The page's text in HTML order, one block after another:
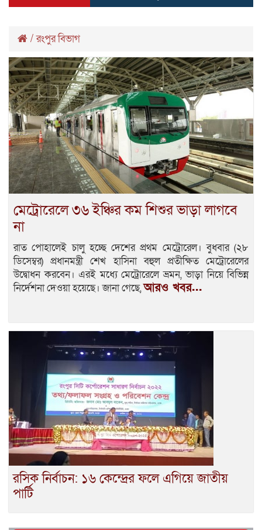
/রংপুর বিভাগ
মেট্রোরেলে ৩৬ ইঞ্চির কম শিশুর ভাড়া লাগবে
না
রাত পোহালেই চালু হচ্ছে দেশের প্রথম মেট্রোরেল। বুধবার (২৮
ডিসেম্বর) প্রধানমন্ত্রী শেখ হাসিনা বহুল প্রতীক্ষিত মেট্রোরেলের
উদ্বোধন করবেন। এরই মধ্যে মেট্রোরেলে ভ্রমন, ভাড়া নিয়ে বিভিন্ন
নির্দেশনা দেওয়া হয়েছে। জানা গেছে,আরও খবর...
রসিক নির্বাচন: ১৬ কেন্দ্রের ফলে এগিয়ে জাতীয়
পার্টি